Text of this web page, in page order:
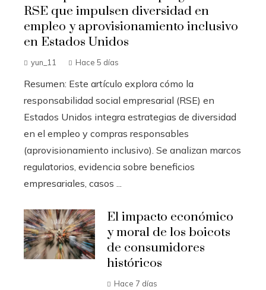
RSE que impulsen diversidad en
empleo y aprovisionamiento inclusivo
en Estados Unidos
yun_11 Hace 5 días
Resumen: Este artículo explora cómo la
responsabilidad social empresarial (RSE) en
Estados Unidos integra estrategias de diversidad
en el empleo y compras responsables
(aprovisionamiento inclusivo). Se analizan marcos
regulatorios, evidencia sobre beneficios
empresariales, casos ...
El impacto económico
y moral de los boicots
de consumidores
históricos
Hace 7 días